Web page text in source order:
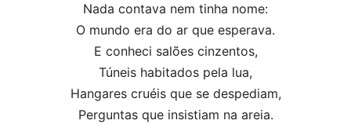
Nada contava nem tinha nome:
O mundo era do ar que esperava.
E conheci salões cinzentos,
Túneis habitados pela lua,
Hangares cruéis que se despediam,
Perguntas que insistiam na areia.